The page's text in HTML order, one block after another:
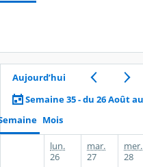
Aujourd’hui
Semaine 35 - du 26 Août
Mois
lun.
26
mar.
27
mer.
28